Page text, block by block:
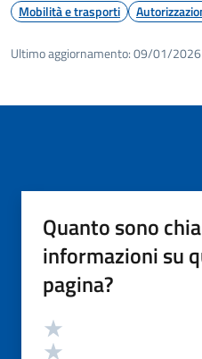
Mobilità e trasporti
Ultimo aggiornamento:09/01/2026
Quanto sono
informazioni su
pagina?
Valutazione